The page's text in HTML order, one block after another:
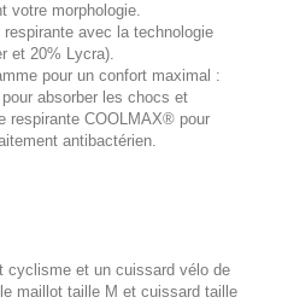
votre morphologie.
avec la technologie
et 20% Lycra).
pour un confort maximal :
absorber les chocs et
respirante COOLMAX® pour
antibactérien.
cyclisme et un cuissard vélo de
maillot taille M et cuissard taille